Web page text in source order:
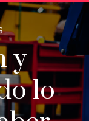
y
lo